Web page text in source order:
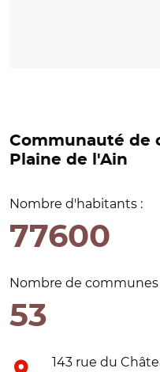
Communauté de
Plaine de l'Ain
Nombre d'habitants :
77600
Nombre de communes
53
143 rue du